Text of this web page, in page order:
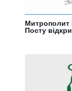
Митрополит
Посту